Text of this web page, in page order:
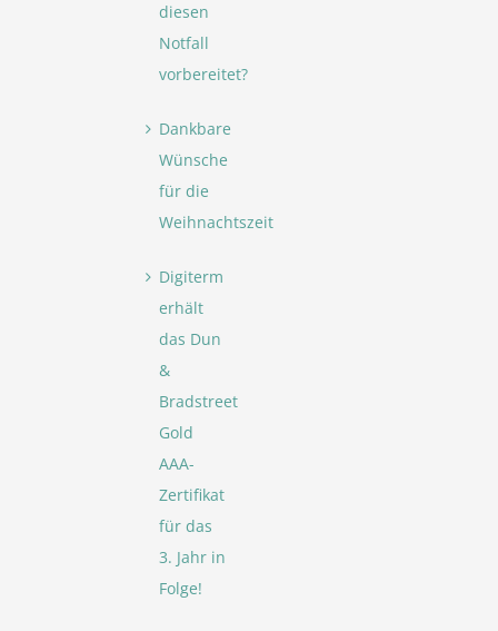
diesen
Notfall
vorbereitet?
Dankbare
Wünsche
für die
Weihnachtszeit
Digiterm
erhält
das Dun
&
Bradstreet
Gold
AAA-
Zertifikat
für das
3. Jahr in
Folge!